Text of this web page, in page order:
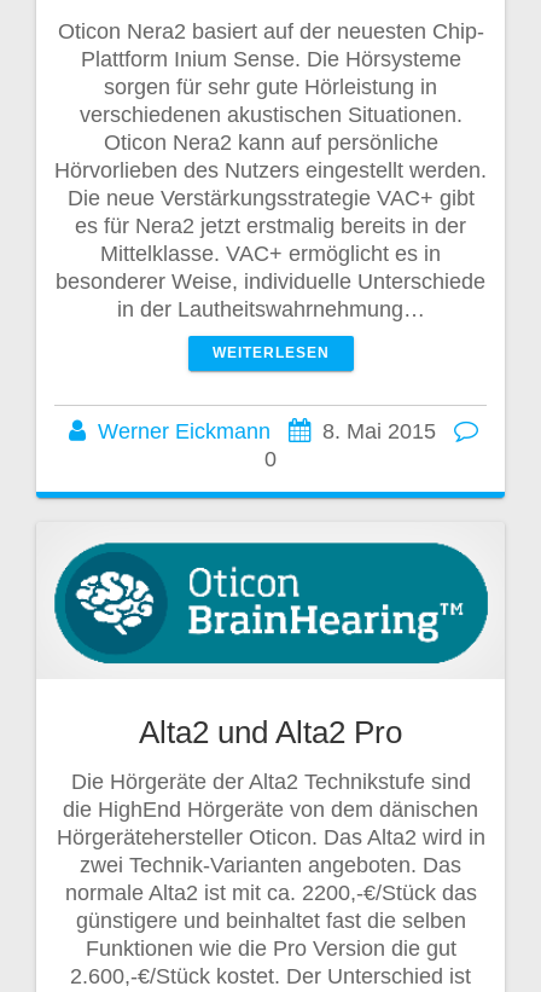
Oticon Nera2 basiert auf der neuesten Chip-
Plattform Inium Sense. Die Hörsysteme
sorgen für sehr gute Hörleistung in
verschiedenen akustischen Situationen.
Oticon Nera2 kann auf persönliche
Hörvorlieben des Nutzers eingestellt werden.
Die neue Verstärkungsstrategie VAC+ gibt
es für Nera2 jetzt erstmalig bereits in der
Mittelklasse. VAC+ ermöglicht es in
besonderer Weise, individuelle Unterschiede
in der Lautheitswahrnehmung…
WEITERLESEN
Werner Eickmann
8. Mai 2015
0
Alta2 und Alta2 Pro
Die Hörgeräte der Alta2 Technikstufe sind
die HighEnd Hörgeräte von dem dänischen
Hörgerätehersteller Oticon. Das Alta2 wird in
zwei Technik-Varianten angeboten. Das
normale Alta2 ist mit ca. 2200,-€/Stück das
günstigere und beinhaltet fast die selben
Funktionen wie die Pro Version die gut
2.600,-€/Stück kostet. Der Unterschied ist